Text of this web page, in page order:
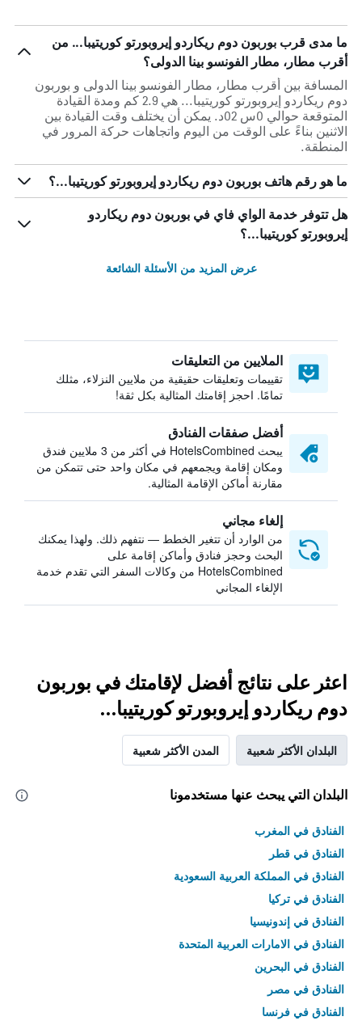
ما مدى قرب بوربون دوم ريكاردو إيروبورتو كوريتيبا... من
أقرب مطار، مطار الفونسو بينا الدولى؟
المسافة بين أقرب مطار، مطار الفونسو بينا الدولى و بوربون
دوم ريكاردو إيروبورتو كوريتيبا... هي 2.9 كم ومدة القيادة
المتوقعة حوالي 0س 02د. يمكن أن يختلف وقت القيادة بين
الاثنين بناءً على الوقت من اليوم واتجاهات حركة المرور في
المنطقة.
ما هو رقم هاتف بوربون دوم ريكاردو إيروبورتو كوريتيبا...؟
هل تتوفر خدمة الواي فاي في بوربون دوم ريكاردو
إيروبورتو كوريتيبا...؟
عرض المزيد من الأسئلة الشائعة
الملايين من التعليقات
تقييمات وتعليقات حقيقية من ملايين النزلاء، مثلك
تمامًا. احجز إقامتك المثالية بكل ثقة!
أفضل صفقات الفنادق
يبحث HotelsCombined في أكثر من 3 ملايين فندق
ومكان إقامة ويجمعهم في مكان واحد حتى تتمكن من
مقارنة أماكن الإقامة المثالية.
إلغاء مجاني
من الوارد أن تتغير الخطط — نتفهم ذلك. ولهذا يمكنك
البحث وحجز فنادق وأماكن إقامة على
HotelsCombined من وكالات السفر التي تقدم خدمة
الإلغاء المجاني
اعثر على نتائج أفضل لإقامتك في بوربون
دوم ريكاردو إيروبورتو كوريتيبا...
البلدان الأكثر شعبية المدن الأكثر شعبية
البلدان التي يبحث عنها مستخدمونا
الفنادق في المغرب
الفنادق في قطر
الفنادق في المملكة العربية السعودية
الفنادق في تركيا
الفنادق في إندونيسيا
الفنادق في الامارات العربية المتحدة
الفنادق في البحرين
الفنادق في مصر
الفنادق في فرنسا